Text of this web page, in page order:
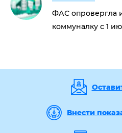
ФАС опровергла
коммуналку с 1
Внести